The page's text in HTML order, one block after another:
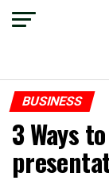
BUSINESS
3 Ways